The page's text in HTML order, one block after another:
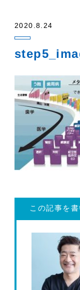
2020.8.24
この記事を書